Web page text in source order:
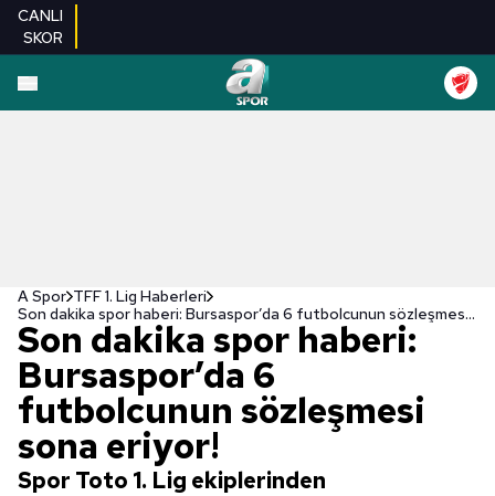
CANLI
SKOR
A Spor TFF 1. Lig Haberleri
Son dakika spor haberi: Bursaspor’da 6 futbolcunun sözleşmesi sona eriyor!
Son dakika spor haberi:
Bursaspor’da 6
futbolcunun sözleşmesi
sona eriyor!
Spor Toto 1. Lig ekiplerinden